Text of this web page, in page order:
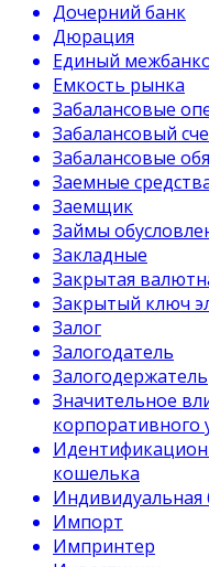
Дочерний банк
Дюрация
Единый
Емкость рынка
Забалансовые
Забалансовый
Забалансовые
Заемные
Заемщик
Займы
Закладные
Закрытая
Закрытый ключ
Залог
Залогодатель
Залогодержатель
Значительное
корпоративного
кошелька
Индивидуальная
Импорт
Импринтер